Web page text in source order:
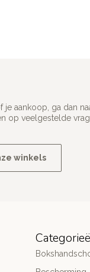
aankoop, ga dan
op veelgestelde
winkels